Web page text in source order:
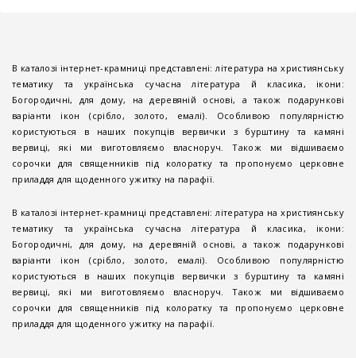
В каталозі інтернет-крамниці представлені: література на християнську
тематику та українська сучасна література й класика, ікони:
Богородичні, для дому, на деревяній основі, а також подарункові
варіанти ікон (срібло, золото, емалі). Особливою популярністю
користуються в наших покупців вервички з бурштину та камяні
вервиці, які ми виготовляємо власноруч. Також ми відшиваємо
сорочки для священників під колоратку та пропонуємо церковне
приладдя для щоденного ужитку на парафії.
В каталозі інтернет-крамниці представлені: література на християнську
тематику та українська сучасна література й класика, ікони:
Богородичні, для дому, на деревяній основі, а також подарункові
варіанти ікон (срібло, золото, емалі). Особливою популярністю
користуються в наших покупців вервички з бурштину та камяні
вервиці, які ми виготовляємо власноруч. Також ми відшиваємо
сорочки для священників під колоратку та пропонуємо церковне
приладдя для щоденного ужитку на парафії.